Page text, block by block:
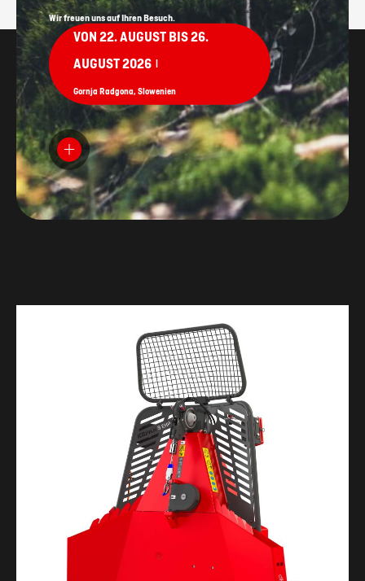
Wir freuen uns auf Ihren Besuch.
VON 22. AUGUST BIS 26.
AUGUST 2026
Gornja Radgona, Slowenien